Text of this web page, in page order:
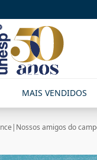
MAIS VENDIDOS
| Nossos amigos do